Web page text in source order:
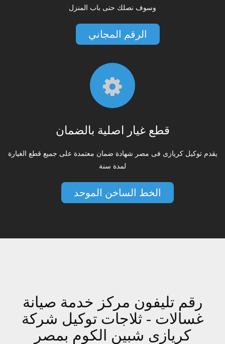
وسوف نصلك حتى باب المنزل
الرقم المجاني
قطع غيار اصلية بالضمان
يقدم توكيل كريازى فى مصر شهادة ضمان معتمدة على جميع قطع الغيارة
لمدة سنة
الخط الساخن الموحد
رقم تليفون مركز خدمة صيانة
غسالات - ثلاجات توكيل شركة
كريازى شبين الكوم بمصر